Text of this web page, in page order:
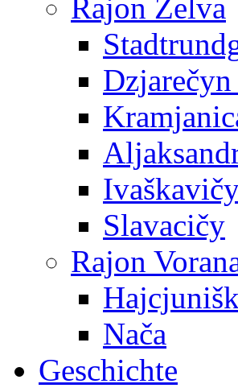
Rajon Zelva
Slavacičy
Rajon
Nača
Geschichte